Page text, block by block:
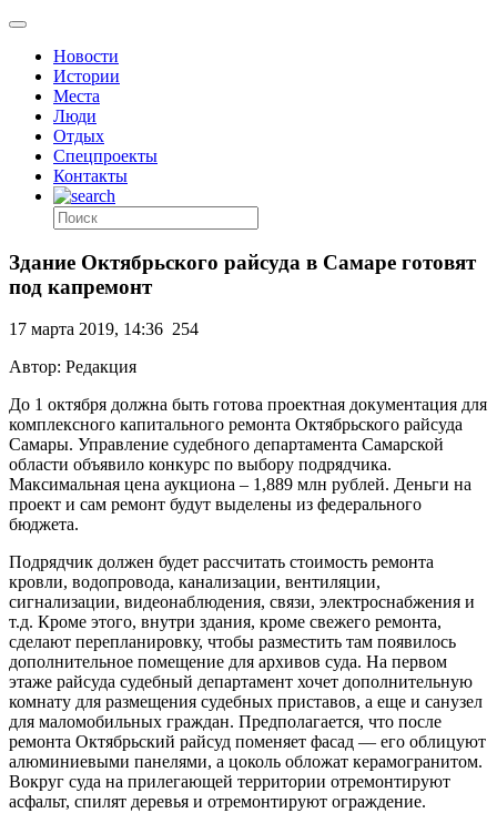
Новости
Истории
Места
Люди
Отдых
Спецпроекты
Контакты
Здание Октябрьского райсуда в Самаре готовят
под капремонт
17 марта 2019, 14:36 254
Автор: Редакция
До 1 октября должна быть готова проектная документация для
комплексного капитального ремонта Октябрьского райсуда
Самары. Управление судебного департамента Самарской
области объявило конкурс по выбору подрядчика.
Максимальная цена аукциона – 1,889 млн рублей. Деньги на
проект и сам ремонт будут выделены из федерального
бюджета.
Подрядчик должен будет рассчитать стоимость ремонта
кровли, водопровода, канализации, вентиляции,
сигнализации, видеонаблюдения, связи, электроснабжения и
т.д. Кроме этого, внутри здания, кроме свежего ремонта,
сделают перепланировку, чтобы разместить там появилось
дополнительное помещение для архивов суда. На первом
этаже райсуда судебный департамент хочет дополнительную
комнату для размещения судебных приставов, а еще и санузел
для маломобильных граждан. Предполагается, что после
ремонта Октябрьский райсуд поменяет фасад — его облицуют
алюминиевыми панелями, а цоколь обложат керамогранитом.
Вокруг суда на прилегающей территории отремонтируют
асфальт, спилят деревья и отремонтируют ограждение.